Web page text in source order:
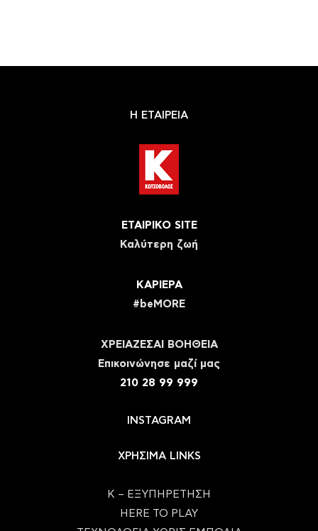
Η ΕΤΑΙΡΕΙΑ
ΕΤΑΙΡΙΚΟ SITE
Καλύτερη ζωή
ΚΑΡΙΕΡΑ
#beMORE
ΧΡΕΙΑΖΕΣΑΙ ΒΟΗΘΕΙΑ
Eπικοινώνησε μαζί μας
210 28 99 999
INSTAGRAM
ΧΡΗΣΙΜΑ LINKS
Κ – ΕΞΥΠΗΡΕΤΗΣΗ
HERE TO PLAY